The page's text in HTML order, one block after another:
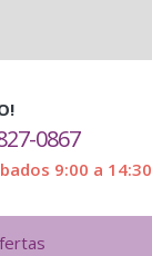
0867
9:00 a 14:30